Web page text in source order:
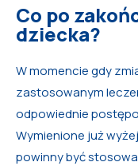
Co po
dziecka?
W momencie gdy
zastosowanym
odpowiednie
Wymienione już
powinny być